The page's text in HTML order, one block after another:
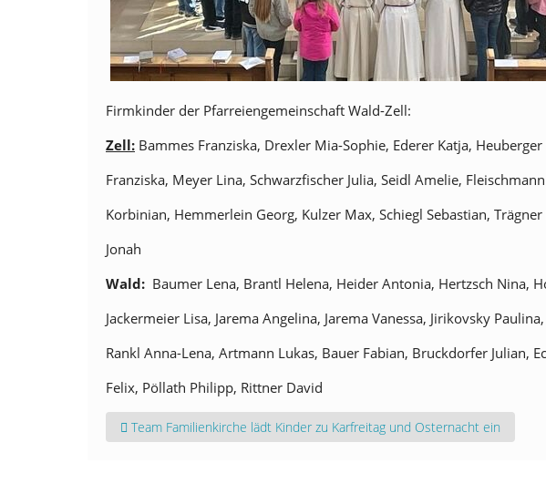
Firmkinder der Pfarreiengemeinschaft Wald-Zell:
Zell: Bammes Franziska, Drexler Mia-Sophie, Ederer Katja,
Franziska, Meyer Lina, Schwarzfischer Julia, Seidl Amelie,
Korbinian, Hemmerlein Georg, Kulzer Max, Schiegl Sebastian,
Jonah
Wald: Baumer Lena, Brantl Helena, Heider Antonia, Hertzsch Nina,
Jackermeier Lisa, Jarema Angelina, Jarema Vanessa, Jirikovsky
Rankl Anna-Lena, Artmann Lukas, Bauer Fabian, Bruckdorfer Julian,
Felix, Pöllath Philipp, Rittner David
Vorheriger Beitrag: Team Familienkirche lädt Kinder zu Karfreitag und
Team Familienkirche lädt Kinder zu Karfreitag und Osternacht ein